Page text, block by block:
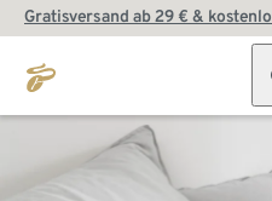
Gratisversand ab 29 € &